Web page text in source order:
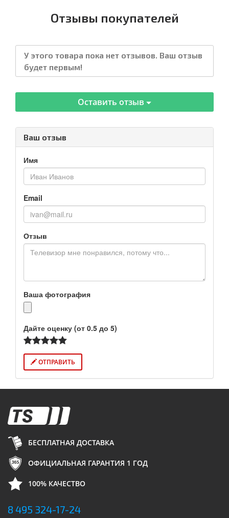
Отзывы покупателей
У этого товара пока нет отзывов. Ваш отзыв
будет первым!
Оставить отзыв
Ваш отзыв
Имя
Email
Отзыв
Ваша фотография
Дайте оценку (от 0.5 до 5)
ОТПРАВИТЬ
БЕСПЛАТНАЯ ДОСТАВКА
ОФИЦИАЛЬНАЯ ГАРАНТИЯ 1 ГОД
100% КАЧЕСТВО
8 495 324-17-24